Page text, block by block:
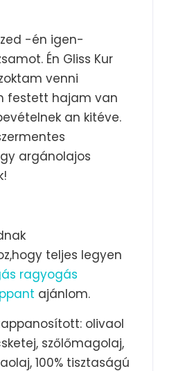
-én igen-
Én Gliss Kur
venni
festett hajam van
an kitéve.
argánolajos
teljes legyen
ragyogás
ajánlom.
olivaol
szőlőmagolaj,
100% tisztaságú